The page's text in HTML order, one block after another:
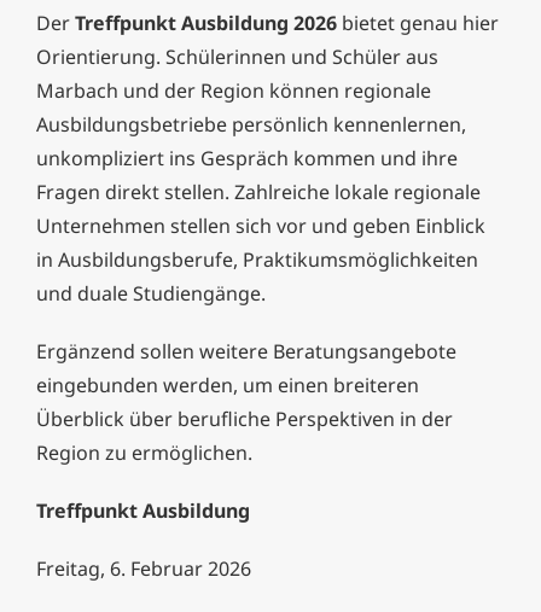
DerTreffpunkt Ausbildung 2026 bietet genau hier
Orientierung. Schülerinnen und Schüler aus
Marbach und der Region können regionale
Ausbildungsbetriebe persönlich kennenlernen,
unkompliziert ins Gespräch kommen und ihre
Fragen direkt stellen. Zahlreiche lokale regionale
Unternehmen stellen sich vor und geben Einblick
in Ausbildungsberufe, Praktikumsmöglichkeiten
und duale Studiengänge.
Ergänzend sollen weitere Beratungsangebote
eingebunden werden, um einen breiteren
Überblick über berufliche Perspektiven in der
Region zu ermöglichen.
Treffpunkt Ausbildung
Freitag, 6. Februar 2026